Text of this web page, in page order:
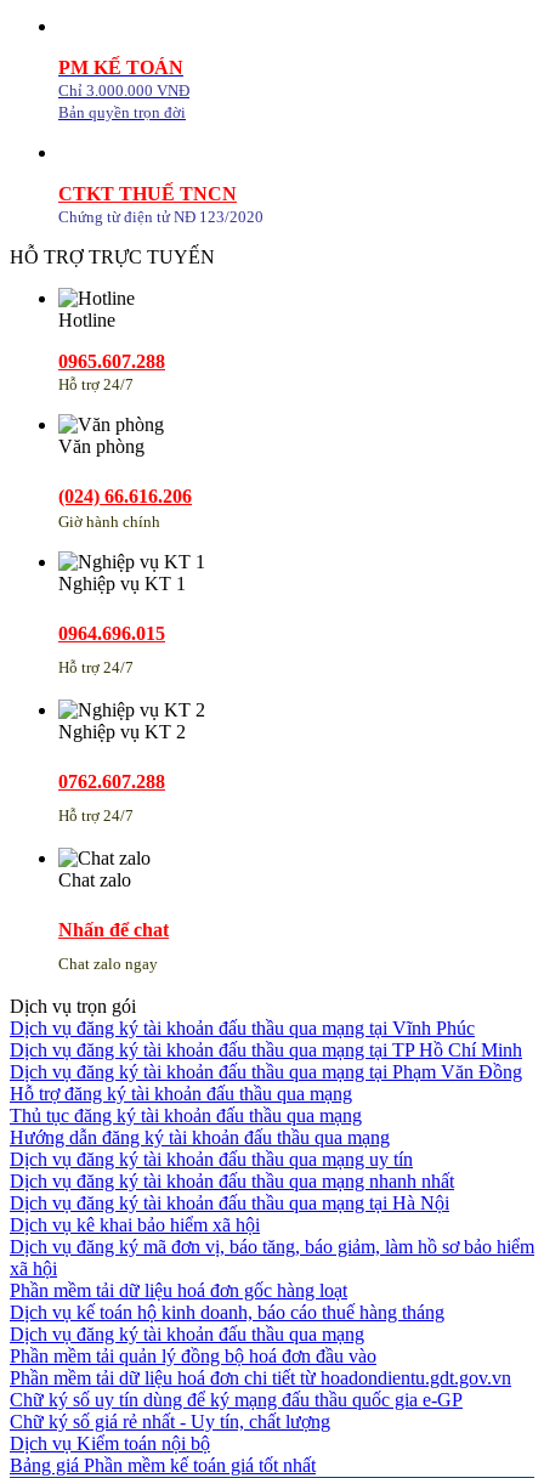
PM KẾ TOÁN
Chỉ 3.000.000 VNĐ
Bản quyền trọn đời
CTKT THUẾ TNCN
Chứng từ điện tử NĐ 123/2020
HỖ TRỢ TRỰC TUYẾN
Hotline
0965.607.288
Hỗ trợ 24/7
Văn phòng
(024) 66.616.206
Giờ hành chính
Nghiệp vụ KT 1
0964.696.015
Hỗ trợ 24/7
Nghiệp vụ KT 2
0762.607.288
Hỗ trợ 24/7
Chat zalo
Nhấn để chat
Chat zalo ngay
Dịch vụ trọn gói
Dịch vụ đăng ký tài khoản đấu thầu qua mạng tại Vĩnh Phúc
Dịch vụ đăng ký tài khoản đấu thầu qua mạng tại TP Hồ Chí Minh
Dịch vụ đăng ký tài khoản đấu thầu qua mạng tại Phạm Văn Đồng
Hỗ trợ đăng ký tài khoản đấu thầu qua mạng
Thủ tục đăng ký tài khoản đấu thầu qua mạng
Hướng dẫn đăng ký tài khoản đấu thầu qua mạng
Dịch vụ đăng ký tài khoản đấu thầu qua mạng uy tín
Dịch vụ đăng ký tài khoản đấu thầu qua mạng nhanh nhất
Dịch vụ đăng ký tài khoản đấu thầu qua mạng tại Hà Nội
Dịch vụ kê khai bảo hiểm xã hội
Dịch vụ đăng ký mã đơn vị, báo tăng, báo giảm, làm hồ sơ bảo hiểm
xã hội
Phần mềm tải dữ liệu hoá đơn gốc hàng loạt
Dịch vụ kế toán hộ kinh doanh, báo cáo thuế hàng tháng
Dịch vụ đăng ký tài khoản đấu thầu qua mạng
Phần mềm tải quản lý đồng bộ hoá đơn đầu vào
Phần mềm tải dữ liệu hoá đơn chi tiết từ hoadondientu.gdt.gov.vn
Chữ ký số uy tín dùng để ký mạng đấu thầu quốc gia e-GP
Chữ ký số giá rẻ nhất - Uy tín, chất lượng
Dịch vụ Kiểm toán nội bộ
Bảng giá Phần mềm kế toán giá tốt nhất